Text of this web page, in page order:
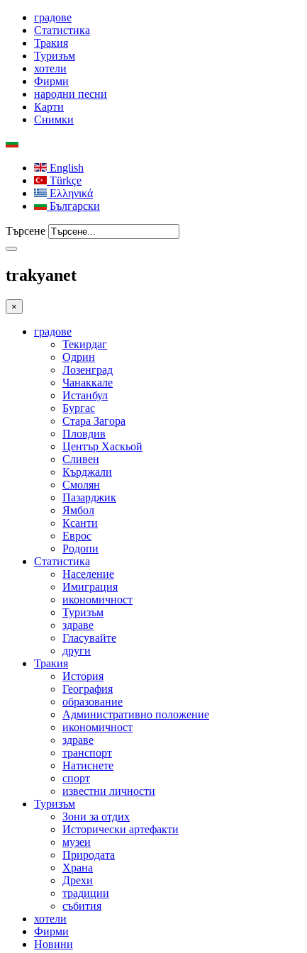
градове
Статистика
Тракия
Туризъм
хотели
Фирми
народни песни
Карти
Снимки
English
Türkçe
Ελληνικά
Български
Търсене
trakyanet
×
градове
Текирдаг
Одрин
Лозенград
Чанаккале
Истанбул
Бургас
Стара Загора
Пловдив
Център Хаскьой
Сливен
Кърджали
Смолян
Пазарджик
Ямбол
Ксанти
Еврос
Родопи
Статистика
Население
Имиграция
икономичност
Туризъм
здраве
Гласувайте
други
Тракия
История
География
образование
Административно положение
икономичност
здраве
транспорт
Натиснете
спорт
известни личности
Туризъм
Зони за отдих
Исторически артефакти
музеи
Природата
Храна
Дрехи
традиции
събития
хотели
Фирми
Новини